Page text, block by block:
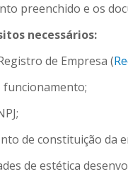
preenchido e os
necessários:
de Empresa (
de constituição da
de estética